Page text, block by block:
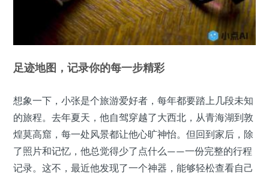
足迹地图，记录你的每一步精彩
想象一下，小张是个旅游爱好者，每年都要踏上几段未知
的旅程。去年夏天，他自驾穿越了大西北，从青海湖到敦
煌莫高窟，每一处风景都让他心旷神怡。但回到家后，除
了照片和记忆，他总觉得少了点什么——一份完整的行程
记录。这不，最近他发现了一个神器，能够轻松查看自己